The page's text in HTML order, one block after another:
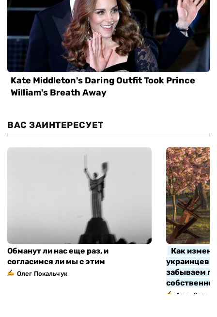
ВАС ЗАИНТЕРЕСУЕТ
Обманут ли нас еще раз, и
согласимся ли мы с этим
Олег Покальчук
Как
украинцев
забываем
Алла Котляр